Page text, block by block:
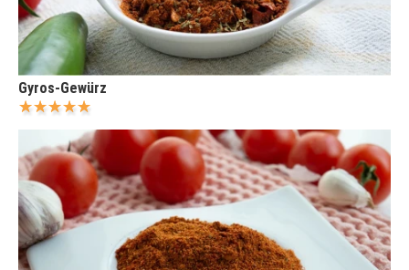
Gyros-Gewürz